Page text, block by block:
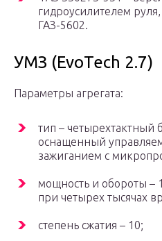
гидроусилителем
ГАЗ-5602.
УМЗ (EvoTech 2.7)
Параметры агрегата:
тип – четырехтактный
оснащенный
зажиганием с
мощность и обороты –
при четырех тысячах
степень сжатия – 10;